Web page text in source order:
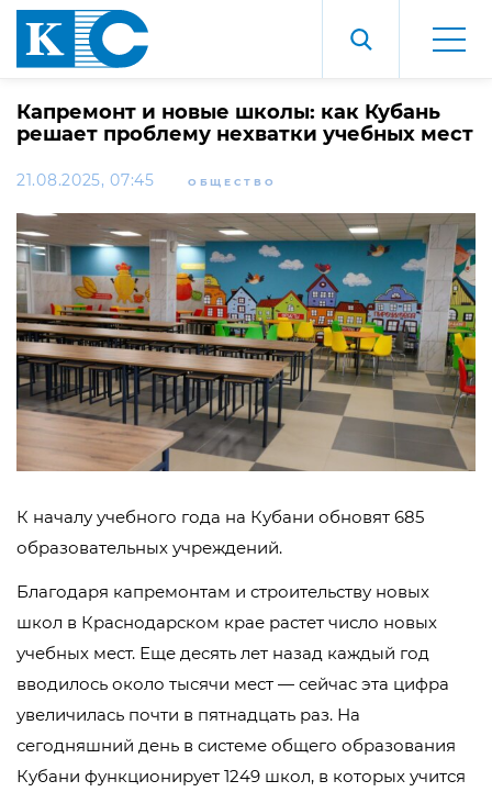
Капремонт и новые школы: как Кубань
решает проблему нехватки учебных мест
21.08.2025, 07:45 ОБЩЕСТВО
К началу учебного года на Кубани обновят 685
образовательных учреждений.
Благодаря капремонтам и строительству новых
школ в Краснодарском крае растет число новых
учебных мест. Еще десять лет назад каждый год
вводилось около тысячи мест — сейчас эта цифра
увеличилась почти в пятнадцать раз. На
сегодняшний день в системе общего образования
Кубани функционирует 1249 школ, в которых учится